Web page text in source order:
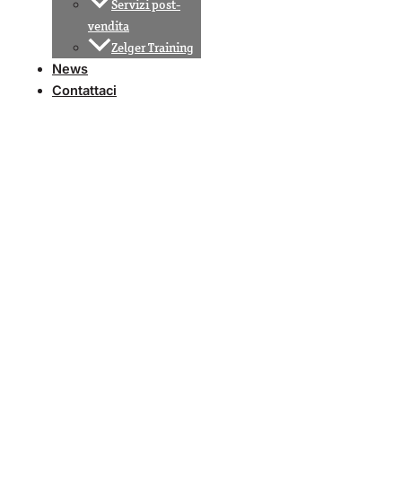
Servizi post-
vendita
Zelger Training
News
Contattaci